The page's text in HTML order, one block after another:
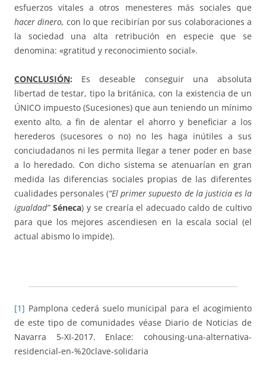
esfuerzos vitales a otros menesteres más sociales que
hacer dinero, con lo que recibirían por sus colaboraciones a
la sociedad una alta retribución en especie que se
denomina: «gratitud y reconocimiento social».
CONCLUSIÓN: Es deseable conseguir una absoluta
libertad de testar, tipo la británica, con la existencia de un
ÚNICO impuesto (Sucesiones) que aun teniendo un mínimo
exento alto, a fin de alentar el ahorro y beneficiar a los
herederos (sucesores o no) no les haga inútiles a sus
conciudadanos ni les permita llegar a tener poder en base
a lo heredado. Con dicho sistema se atenuarían en gran
medida las diferencias sociales propias de las diferentes
cualidades personales (“El primer supuesto de la justicia es la
igualdad” Séneca) y se crearía el adecuado caldo de cultivo
para que los mejores ascendiesen en la escala social (el
actual abismo lo impide).
[1] Pamplona cederá suelo municipal para el acogimiento
de este tipo de comunidades véase Diario de Noticias de
Navarra 5-XI-2017. Enlace: cohousing-una-alternativa-
residencial-en-%20clave-solidaria